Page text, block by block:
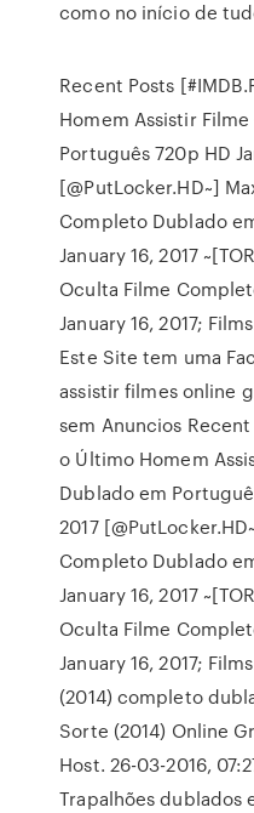
como no início de
Recent Posts
Homem Assistir
Português 720p HD
[@PutLocker.HD~]
Completo Dublado
January 16, 2017
Oculta Filme
January 16, 2017;
Este Site tem uma
assistir filmes online
sem Anuncios
o Último Homem
Dublado em
2017
Completo Dublado
January 16, 2017
Oculta Filme
January 16, 2017;
(2014) completo
Sorte (2014) Online
Host. 26-03-2016,
Trapalhões dublados